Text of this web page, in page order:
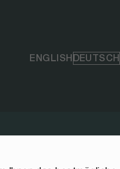
ENGLISHDEUTSCH